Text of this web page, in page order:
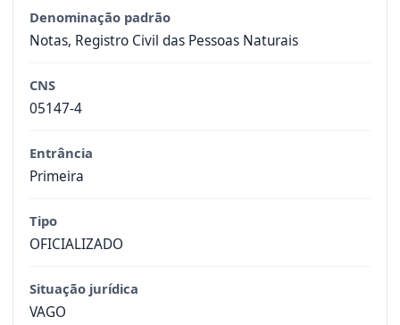
Denominação padrão
Notas, Registro Civil das Pessoas Naturais
CNS
05147-4
Entrância
Primeira
Tipo
OFICIALIZADO
Situação jurídica
VAGO